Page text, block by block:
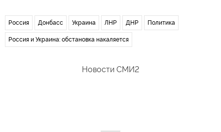
Россия Донбасс Украина ЛНР ДНР Политика
Россия и Украина: обстановка накаляется
Новости СМИ2